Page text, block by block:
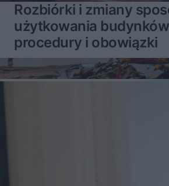
Rozbiórki i zmiany
użytkowania
procedury i obowiązki